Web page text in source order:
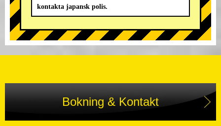
kontakta japansk polis.
Bokning & Kontakt